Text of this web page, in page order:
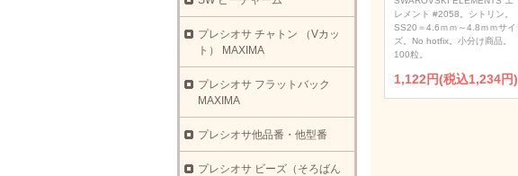
レメント #2058。シトリン。
SS20＝4.6ｍｍ～4.8ｍｍサイ
ズ。No hotfix。小分け商品。
100粒。
1,122円(税込1,234円)
プレシオサ チャトン （Vカッ
ト） MAXIMA
プレシオサ フラットバック
MAXIMA
プレシオサ他品番・他型番
プレシオサ ビーズ（そろばん